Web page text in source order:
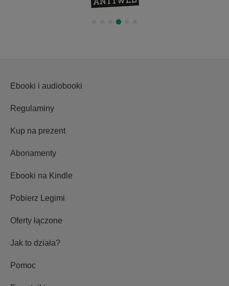
Ebooki i audiobooki
Regulaminy
Kup na prezent
Abonamenty
Ebooki na Kindle
Pobierz Legimi
Oferty łączone
Jak to działa?
Pomoc